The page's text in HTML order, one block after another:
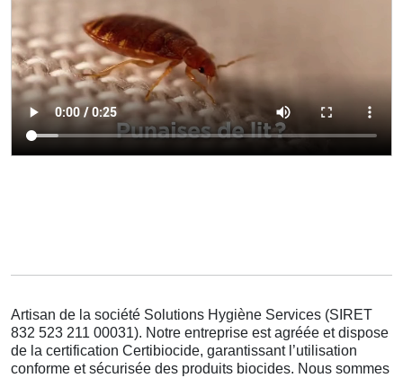
Artisan de la société Solutions Hygiène Services (SIRET
832 523 211 00031). Notre entreprise est agréée et dispose
de la certification Certibiocide, garantissant l’utilisation
conforme et sécurisée des produits biocides. Nous sommes